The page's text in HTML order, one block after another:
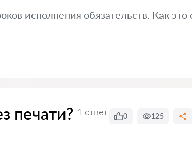
исполнения обязательств. Как это
печати? 1 ответ 0 125